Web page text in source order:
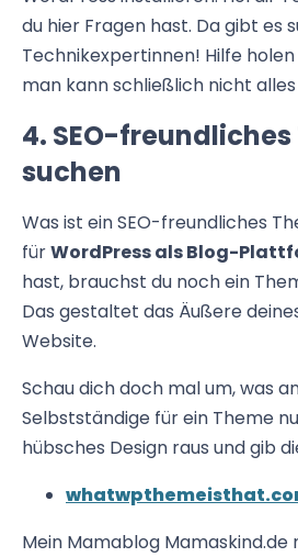
du hier Fragen hast. Da gibt es
Technikexpertinnen! Hilfe
man kann schließlich nicht
4. SEO-
suchen
Was ist ein SEO-freundliches
fürWordPress als Blog-
hast, brauchst du noch ein
Das gestaltet das Äußere
Website.
Schau dich doch mal um, was
Selbstständige für ein Theme
hübsches Design raus und gib
Mein Mamablog Mamaskind.de